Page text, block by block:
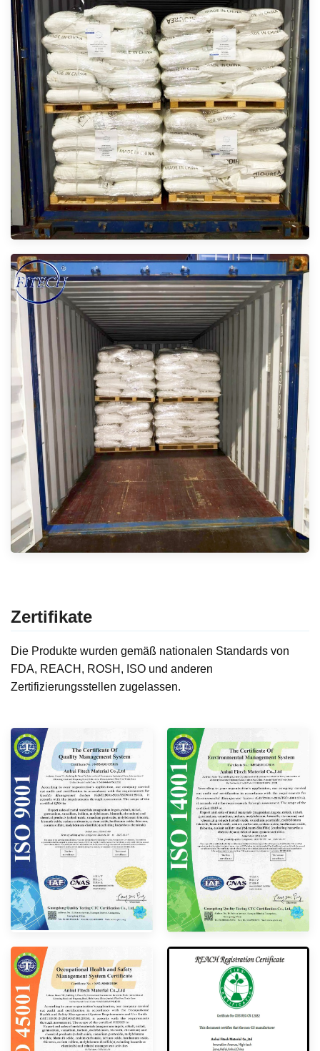
Zertifikate
Die Produkte wurden gemäß nationalen Standards von
FDA, REACH, ROSH, ISO und anderen
Zertifizierungsstellen zugelassen.